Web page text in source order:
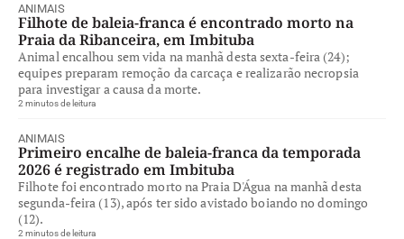
ANIMAIS
Filhote de baleia-franca é encontrado morto na
Praia da Ribanceira, em Imbituba
Animal encalhou sem vida na manhã desta sexta-feira (24);
equipes preparam remoção da carcaça e realizarão necropsia
para investigar a causa da morte.
2 minutos de leitura
ANIMAIS
Primeiro encalhe de baleia-franca da temporada
2026 é registrado em Imbituba
Filhote foi encontrado morto na Praia D'Água na manhã desta
segunda-feira (13), após ter sido avistado boiando no domingo
(12).
2 minutos de leitura